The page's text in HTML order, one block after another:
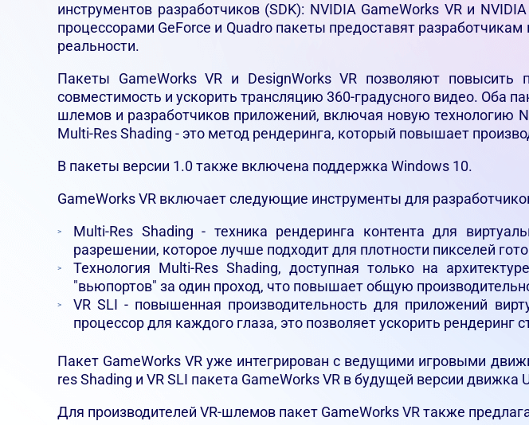
инструментов разработчиков (SDK): NVIDIA GameWorks VR и
процессорами GeForce и Quadro пакеты предоставят
реальности.
Пакеты GameWorks VR и DesignWorks VR позволяют повысить
совместимость и ускорить трансляцию 360-градусного видео. Оба
шлемов и разработчиков приложений, включая новую технологию
Multi-Res Shading - это метод рендеринга, который повышает
В пакеты версии 1.0 также включена поддержка Windows 10.
GameWorks VR включает следующие инструменты для
Multi-Res Shading - техника рендеринга контента для
разрешении, которое лучше подходит для плотности пикселей
Технология Multi-Res Shading, доступная только на
"вьюпортов" за один проход, что повышает общую
VR SLI - повышенная производительность для приложений
процессор для каждого глаза, это позволяет ускорить рендеринг
Пакет GameWorks VR уже интегрирован с ведущими игровыми
res Shading и VR SLI пакета GameWorks VR в будущей версии движка
Для производителей VR-шлемов пакет GameWorks VR также